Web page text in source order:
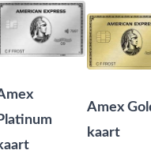
Amex
kaart